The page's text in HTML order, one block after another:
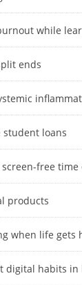
while
ends
student loans
free time
products
when life gets
digital habits in